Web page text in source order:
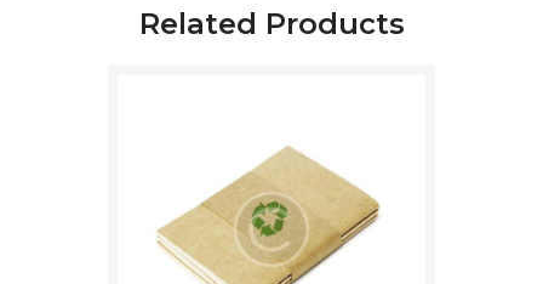
Related Products
BUY NOW
DETAILS